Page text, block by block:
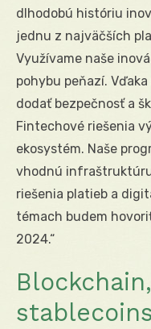
dlhodobú históriu
jednu z najväčších
Využívame naše
pohybu peňazí.
dodať bezpečnosť a
Fintechové riešenia
ekosystém. Naše
vhodnú
riešenia platieb a
témach budem
2024.“
stablecoins